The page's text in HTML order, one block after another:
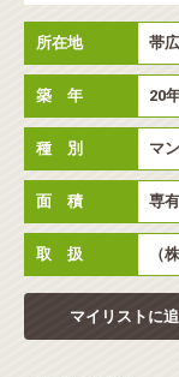
所在地 帯
築 年 20
種 別 マ
面 積 専
取 扱 （
マイリストに